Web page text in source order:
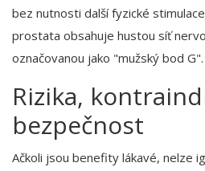
bez nutnosti další fyzické
prostata obsahuje hustou síť
označovanou jako "mužský bod G".
Rizika,
bezpečnost
Ačkoli jsou benefity lákavé, nelze